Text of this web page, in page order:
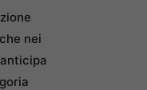
nei